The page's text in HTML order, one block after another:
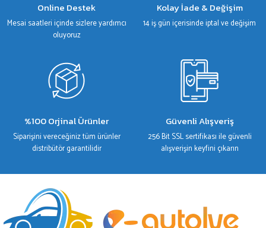
Online Destek
Mesai saatleri içinde sizlere yardımcı
oluyoruz
Kolay İade & Değişim
14 iş gün içerisinde iptal ve değişim
%100 Orjinal Ürünler
Siparişini vereceğiniz tüm ürünler
distribütör garantilidir
Güvenli Alışveriş
256 Bit SSL sertifikası ile güvenli
alışverişin keyfini çıkarın